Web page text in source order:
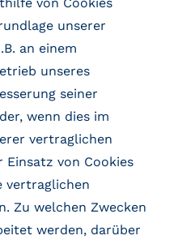
unserer
an einem
unseres
seiner
wenn dies im
vertraglichen
von Cookies
vertraglichen
Zu welchen Zwecken
werden, darüber